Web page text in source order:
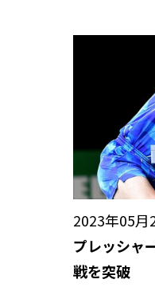
2023年05月
プレッシャ
戦を突破